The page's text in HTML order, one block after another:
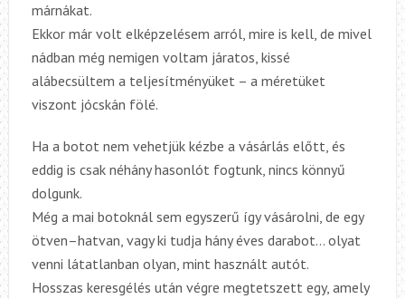
márnákat.
Ekkor már volt elképzelésem arról, mire is kell, de mivel
nádban még nemigen voltam járatos, kissé
alábecsültem a teljesítményüket – a méretüket
viszont jócskán fölé.
Ha a botot nem vehetjük kézbe a vásárlás előtt, és
eddig is csak néhány hasonlót fogtunk, nincs könnyű
dolgunk.
Még a mai botoknál sem egyszerű így vásárolni, de egy
ötven–hatvan, vagy ki tudja hány éves darabot… olyat
venni látatlanban olyan, mint használt autót.
Hosszas keresgélés után végre megtetszett egy, amely